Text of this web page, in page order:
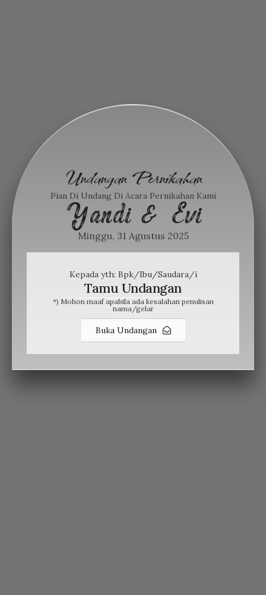
Undangan Pernikahan
Pian Di Undang Di Acara Pernikahan Kami
Yandi & Evi
Minggu, 31 Agustus 2025
Kepada yth: Bpk/Ibu/Saudara/i
Tamu Undangan
*) Mohon maaf apabila ada kesalahan penulisan
nama/gelar
Buka Undangan